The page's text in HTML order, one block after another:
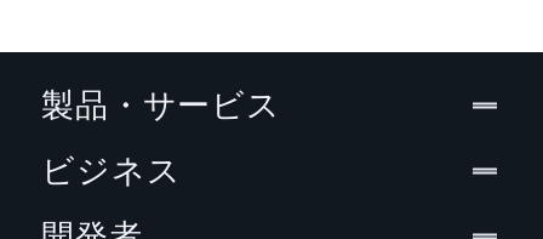
製品・サービス
ビジネス